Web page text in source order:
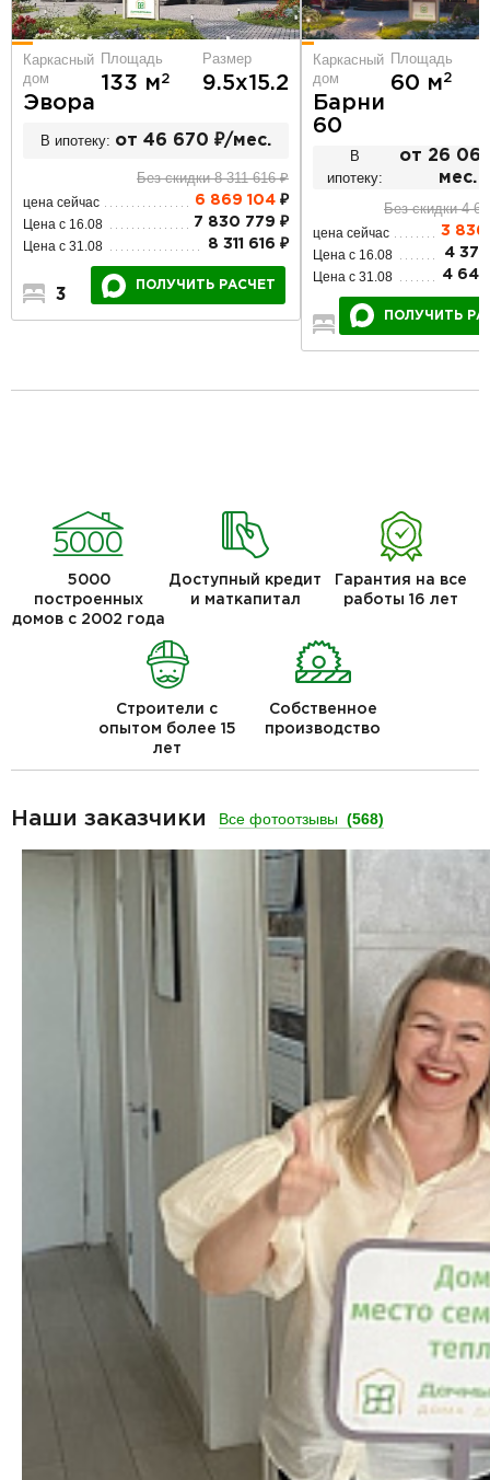
Каркасный
дом
Эвора
Площадь
133 м2
Размер
9.5х15.2
В ипотеку: от 46 670 ₽/мес.
Без скидки 8 311 616 ₽
цена сейчас 6 869 104 ₽
Цена с 16.08 7 830 779 ₽
Цена с 31.08 8 311 616 ₽
3 1
ПОЛУЧИТЬ РАСЧЕТ
Каркасный
дом
Барни
60
Площадь
60 м2
В
ипотеку:
от 26
мес.
Без скидки 4
цена сейчас 3 836
Цена с 16.08 4
Цена с 31.08 4
2
ПОЛУЧИТЬ
5000
построенных
домов с 2002 года
Доступный кредит
и маткапитал
Гарантия на все
работы 16 лет
Строители с
опытом более 15
лет
Собственное
производство
Наши заказчики Все фотоотзывы (568)